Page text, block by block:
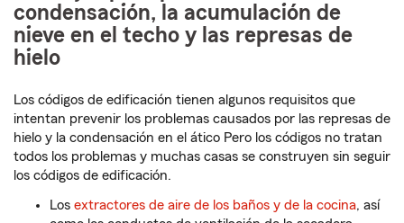
condensación, la acumulación de
nieve en el techo y las represas de
hielo
Los códigos de edificación tienen algunos requisitos que
intentan prevenir los problemas causados por las represas de
hielo y la condensación en el ático Pero los códigos no tratan
todos los problemas y muchas casas se construyen sin seguir
los códigos de edificación.
Los extractores de aire de los baños y de la cocina, así